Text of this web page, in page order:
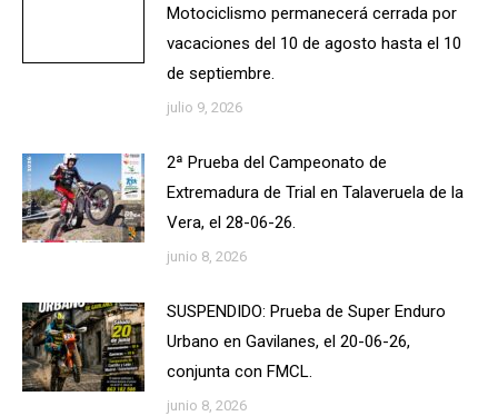
Motociclismo permanecerá cerrada por
vacaciones del 10 de agosto hasta el 10
de septiembre.
julio 9, 2026
2ª Prueba del Campeonato de
Extremadura de Trial en Talaveruela de la
Vera, el 28-06-26.
junio 8, 2026
SUSPENDIDO: Prueba de Super Enduro
Urbano en Gavilanes, el 20-06-26,
conjunta con FMCL.
junio 8, 2026